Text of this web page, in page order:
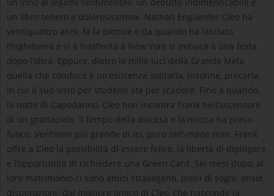
un inno ai legami sentimentali, un debutto indimenticabile e
un libro tenero e dolorosissimo». Nathan Englander Cleo ha
ventiquattro anni, fa la pittrice e da quando ha lasciato
l’Inghilterra e si è trasferita a New York si imbuca a una festa
dopo l’altra. Eppure, dietro le mille luci della Grande Mela,
quella che conduce è un’esistenza solitaria, insonne, precaria,
in cui il suo visto per studenti sta per scadere. Fino a quando,
la notte di Capodanno, Cleo non incontra Frank nell’ascensore
di un grattacielo. Il tempo della discesa e la miccia ha preso
fuoco. Vent’anni piú grande di lei, puro self-made man, Frank
offre a Cleo la possibilità di essere felice, la libertà di dipingere
e l’opportunità di richiedere una Green Card. Sei mesi dopo, al
loro matrimonio ci sono amici stravaganti, pieni di sogni, ansie,
disperazioni: dal migliore amico di Cleo, che nasconde la